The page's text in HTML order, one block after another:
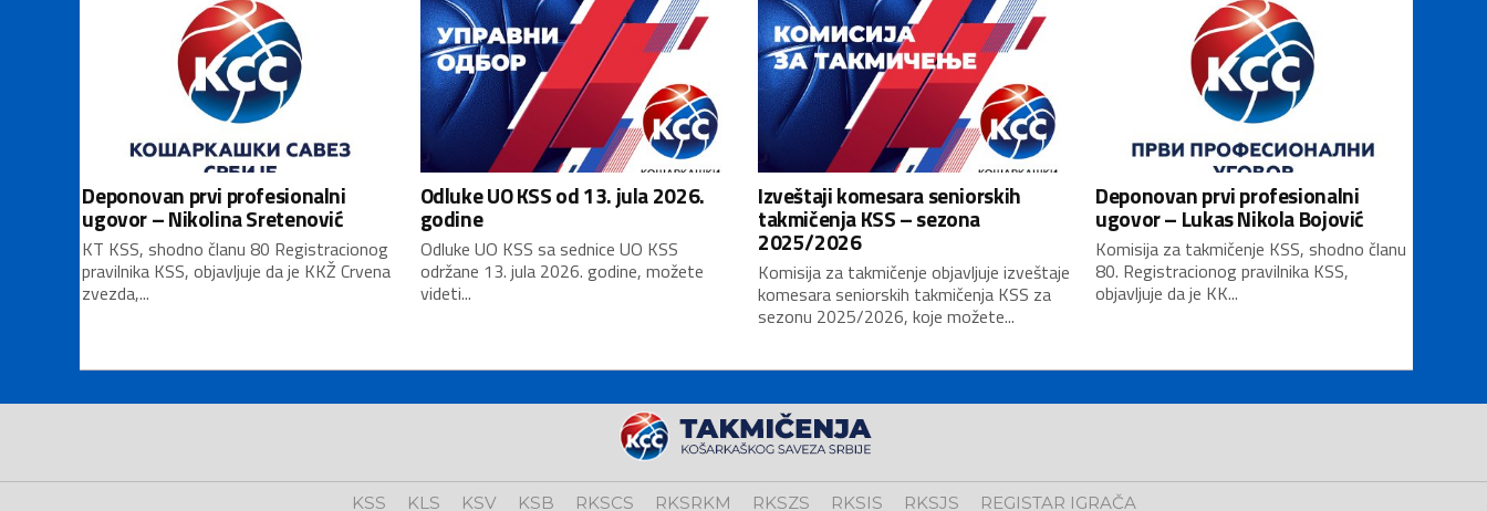
Deponovan prvi profesionalni
ugovor – Nikolina Sretenović
KT KSS, shodno članu 80 Registracionog
pravilnika KSS, objavljuje da je KKŽ Crvena
zvezda,...
Odluke UO KSS od 13. jula 2026.
godine
Odluke UO KSS sa sednice UO KSS
održane 13. jula 2026. godine, možete
videti...
Izveštaji komesara seniorskih
takmičenja KSS – sezona
2025/2026
Komisija za takmičenje objavljuje izveštaje
komesara seniorskih takmičenja KSS za
sezonu 2025/2026, koje možete...
Deponovan prvi profesionalni
ugovor – Lukas Nikola Bojović
Komisija za takmičenje KSS, shodno članu
80. Registracionog pravilnika KSS,
objavljuje da je KK...
KSS KLS KSV KSB RKSCS RKSRKM RKSZS RKSIS RKSJS REGISTAR IGRAČA